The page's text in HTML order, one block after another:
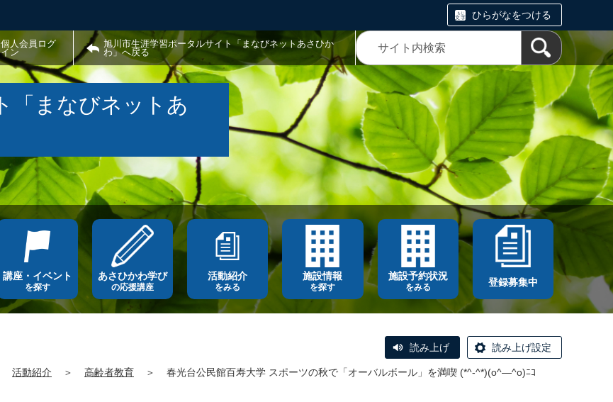
ひらがなをつける
個人会員ログ
イン
旭川市生涯学習ポータルサイト「まなびネットあさひか
わ」へ戻る
「まなびネットあ
講座・イベント
を探す
あさひかわ学び
の応援講座
活動紹介
をみる
施設情報
を探す
施設予約状況
をみる 登録募集中
読み上げ 読み上げ設定
活動紹介 ＞ 高齢者教育 ＞
春光台公民館百寿大学 スポーツの秋で「オーバルボール」を満喫 (*^-^*)(o^―^o)ﾆｺ